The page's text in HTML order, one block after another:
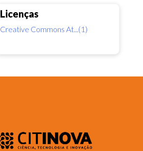
Licenças
Creative Commons At...(1)